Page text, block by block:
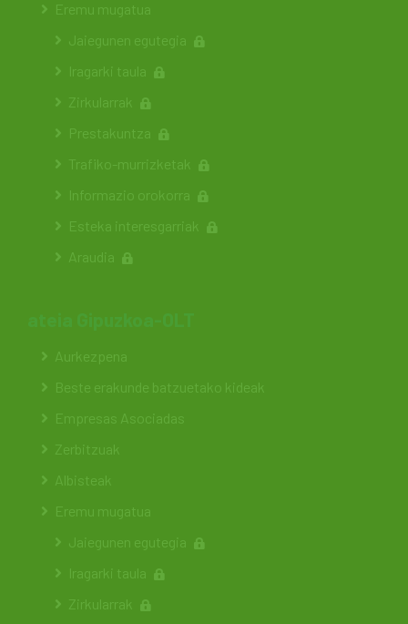
Eremu mugatua
Jaiegunen egutegia
Iragarki taula
Zirkularrak
Prestakuntza
Trafiko-murrizketak
Informazio orokorra
Esteka interesgarriak
Araudia
Aurkezpena
Beste erakunde batzuetako kideak
Empresas Asociadas
Zerbitzuak
Albisteak
Eremu mugatua
Jaiegunen egutegia
Iragarki taula
Zirkularrak